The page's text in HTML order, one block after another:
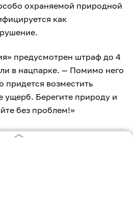
охраняемой природной
как
предусмотрен штраф до 4
в нацпарке. — Помимо него
придется возместить
Берегите природу и
без проблем!»